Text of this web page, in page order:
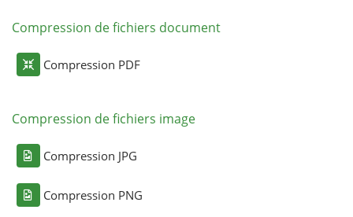
Compression de fichiers document
Compression PDF
Compression de fichiers image
Compression JPG
Compression PNG